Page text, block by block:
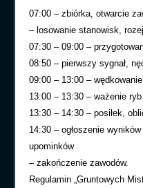
07:00 – zbiórka, otwarcie
– losowanie stanowisk,
07:30 – 09:00 –
08:50 – pierwszy sygnał,
09:00 – 13:00 – wędkowanie
13:00 – 13:30 – ważenie ryb
13:30 – 14:30 – posiłek,
14:30 – ogłoszenie
upominków
– zakończenie zawodów.
Regulamin „Gruntowych